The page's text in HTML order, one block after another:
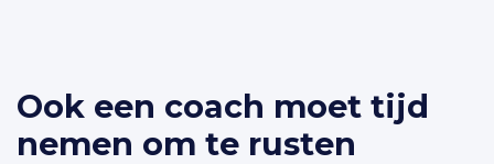
Ook een coach moet tijd
nemen om te rusten